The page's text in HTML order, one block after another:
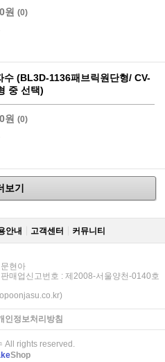
원 (0)
수 (BL3D-1136패브릭원단형/ CV-
중 선택)
원 (0)
보기
안내 고객센터 커뮤니티
현아
매업신고번호 : 제2008-서울양천-0140호
인정보처리방침
rights reserved.
Shop